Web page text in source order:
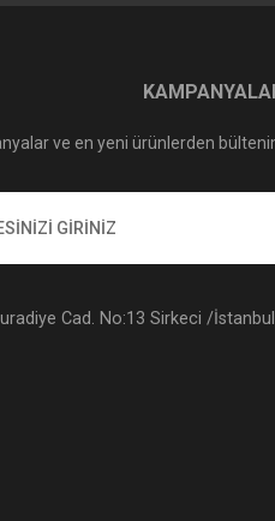
ve en yeni ürünlerden
Cad. No:13 Sirkeci /İstanbul